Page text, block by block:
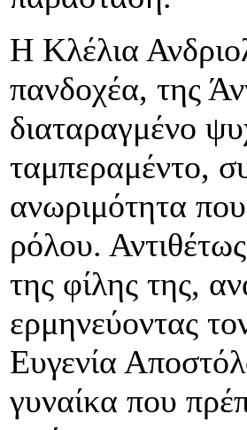
Η Κλέλια
πανδοχέα, της
διαταραγμένο
ταμπεραμέντο,
ανωριμότητα που
ρόλου.
της φίλης της,
ερμηνεύοντας
Ευγενία
γυναίκα που